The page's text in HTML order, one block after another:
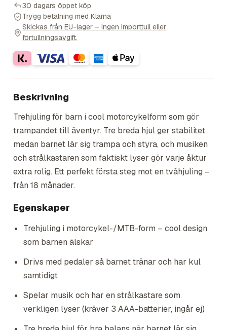
30 dagars öppet köp
Trygg betalning med Klarna
Skickas från EU-lager – ingen importtull eller
förtullningsavgift.
Beskrivning
Trehjuling för barn i cool motorcykelform som gör
trampandet till äventyr. Tre breda hjul ger stabilitet
medan barnet lär sig trampa och styra, och musiken
och strålkastaren som faktiskt lyser gör varje åktur
extra rolig. Ett perfekt första steg mot en tvåhjuling –
från 18 månader.
Egenskaper
Trehjuling i motorcykel-/MTB-form – cool design
som barnen älskar
Drivs med pedaler så barnet tränar och har kul
samtidigt
Spelar musik och har en strålkastare som
verkligen lyser (kräver 3 AAA-batterier, ingår ej)